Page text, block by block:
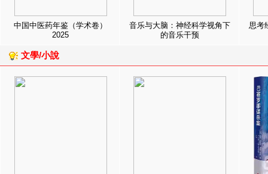
中国中医药年鉴（学术卷）
2025
音乐与大脑：神经科学视角下
的音乐干预
思考
文學/小說